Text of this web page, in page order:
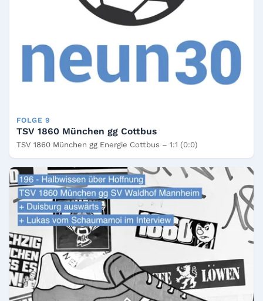
FOLGE 9
TSV 1860 München gg Cottbus
TSV 1860 München gg Energie Cottbus – 1:1 (0:0)